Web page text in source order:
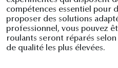
compétences essentiel pour
proposer des solutions
professionnel, vous pouvez
roulants seront réparés
de qualité les plus élevées.